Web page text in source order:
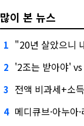
많이 본 뉴스
1 "20년 살았으니
2 '2조는 받아야' vs '너
3 전액 비과세+소
4 메디큐브·아누아·